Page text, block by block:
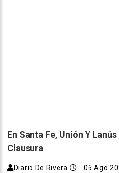
En Santa Fe, Unión Y Lanús
Clausura
Diario De Rivera 06 Ago